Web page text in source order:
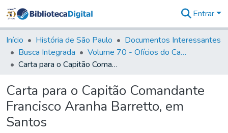
&
Coleções
Tudo na
Biblioteca
Estatísticas
Entrar
Início História de São Paulo
Documentos Interessantes
Busca Integrada
Volume 70 - Ofícios do Capitão General Martins Lopes de Saldanha aos diversos funcionários da Capitania (1775-1776)
Carta para o Capitão Comandante Francisco Aranha Barretto, em Santos
Carta para o Capitão Comandante
Francisco Aranha Barretto, em
Santos